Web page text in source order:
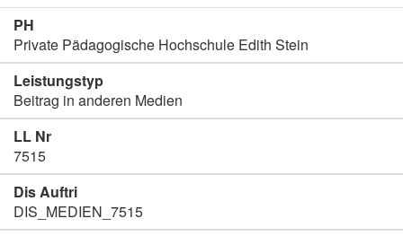
PH
Private Pädagogische Hochschule Edith Stein
Leistungstyp
Beitrag in anderen Medien
LL Nr
7515
Dis Auftri
DIS_MEDIEN_7515